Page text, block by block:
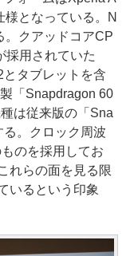
となっている。N
。クアッドコアCP
採用されていた
タブレットを含
「Snapdragon 60
は従来版の「Sna
。クロック周波
のを採用してお
れらの面を見る限
いるという印象